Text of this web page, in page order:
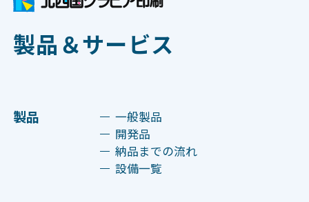
製品＆サービス
製品
一般製品
開発品
納品までの流れ
設備一覧